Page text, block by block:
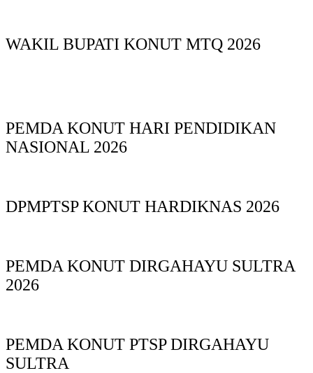
WAKIL BUPATI KONUT MTQ 2026
PEMDA KONUT HARI PENDIDIKAN
NASIONAL 2026
DPMPTSP KONUT HARDIKNAS 2026
PEMDA KONUT DIRGAHAYU SULTRA
2026
PEMDA KONUT PTSP DIRGAHAYU
SULTRA